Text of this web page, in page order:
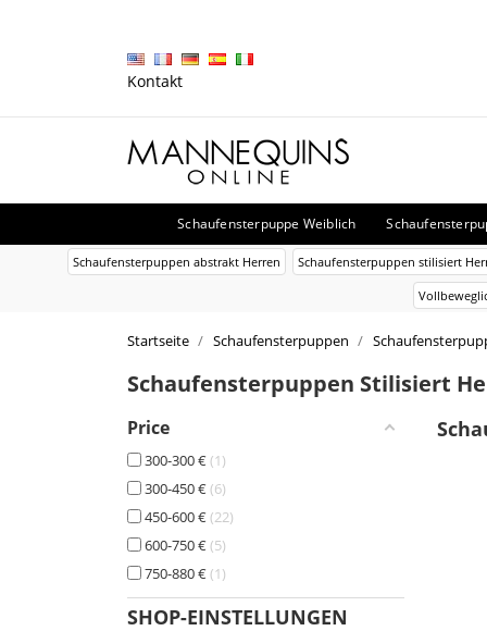
Kontakt
Schaufensterpuppe Weiblich
Schaufensterpuppen abstrakt Herren Schaufensterpuppen stilisiert
Startseite Schaufensterpuppen
Schaufensterpuppen Stilisiert
Price
300-300 € 1
300-450 € 6
450-600 € 22
600-750 € 5
750-880 € 1
SHOP-EINSTELLUNGEN